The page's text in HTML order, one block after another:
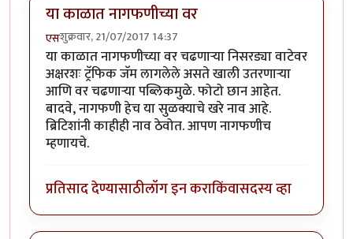
या काळात नागफणीच्या वर
एसशुक्रवार, 21/07/2017 14:37
या काळात नागफणीच्या वर चढणाऱ्या निसरड्या वाटेवर
अक्षरशः ट्रॅफिक जॅम लागलेले असते खाली उतरणाऱ्या
आणि वर चढणाऱ्या पब्लिकमुळे. फोटो छान आहेत.
बादवे, नागफणी हेच या सुळक्याचे खरे नाव आहे.
ब्रिटिशांनी काहीही नाव ठेवोत. आपण नागफणीच
म्हणायचे.
प्रतिसाद देण्यासाठीलॉग इन कराकिंवासदस्य व्हा